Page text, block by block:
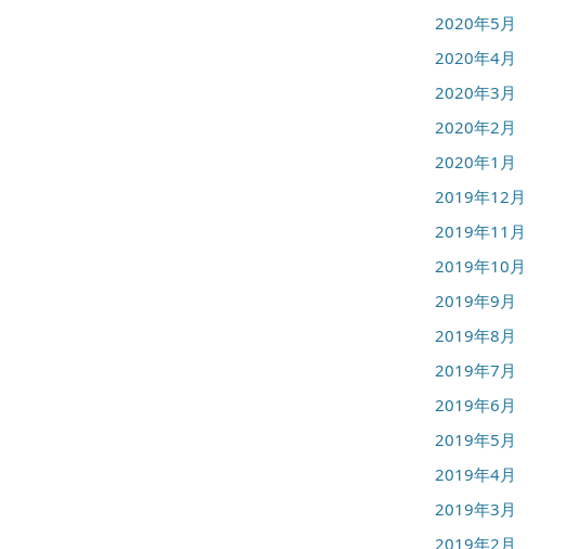
2020年5月
2020年4月
2020年3月
2020年2月
2020年1月
2019年12月
2019年11月
2019年10月
2019年9月
2019年8月
2019年7月
2019年6月
2019年5月
2019年4月
2019年3月
2019年2月